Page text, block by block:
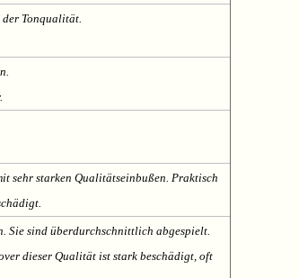
der Tonqualität.
sehr starken Qualitätseinbußen. Praktisch
Sie sind überdurchschnittlich abgespielt.
dieser Qualität ist stark beschädigt, oft